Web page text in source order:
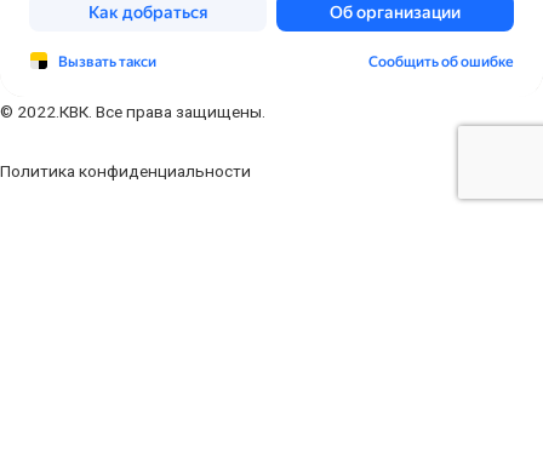
© 2022.КВК. Все права защищены.
Политика конфиденциальности